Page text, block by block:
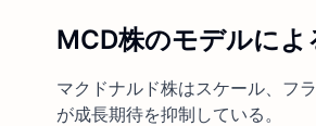
MCD株のモデルによ
マクドナルド株はスケール、フ
が成長期待を抑制している。